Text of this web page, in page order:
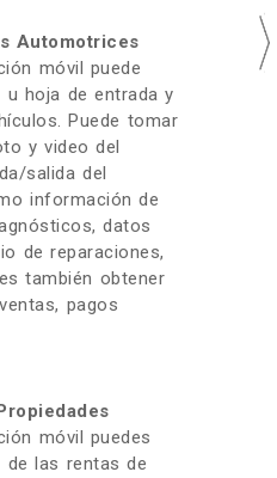
Automotrices
móvil puede
hoja de entrada y
Puede tomar
y video del
salida del
información de
datos
de reparaciones,
también obtener
pagos
móvil puedes
las rentas de